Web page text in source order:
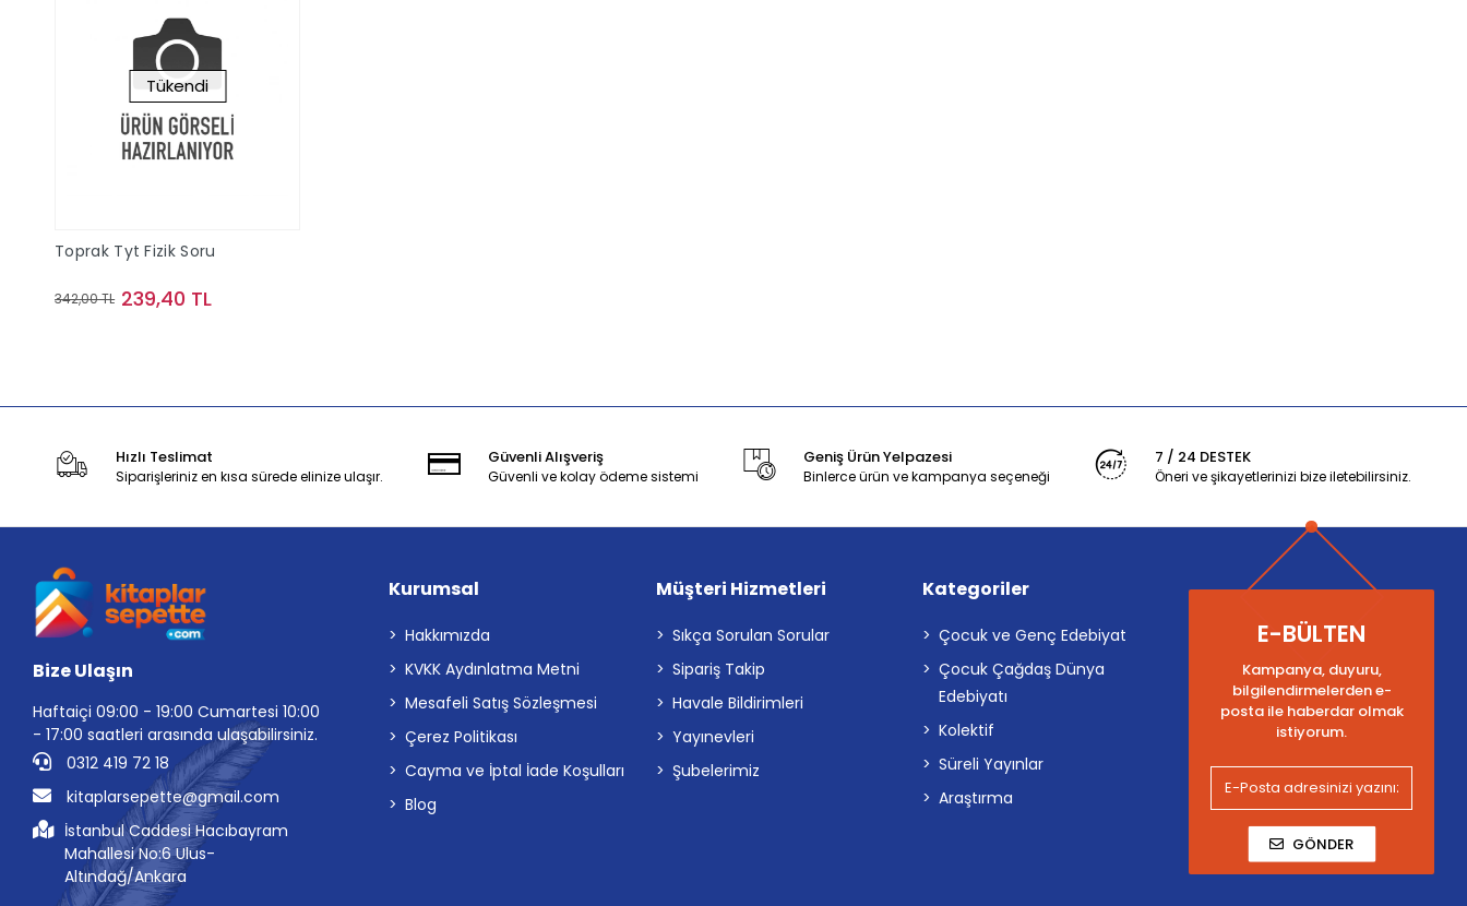
Tükendi
Toprak Tyt Fizik Soru
342,00 TL 239,40 TL
Hızlı Teslimat
Siparişleriniz en kısa sürede elinize ulaşır.
Güvenli Alışveriş
Güvenli ve kolay ödeme sistemi
Geniş Ürün Yelpazesi
Binlerce ürün ve kampanya seçeneği
7 / 24 DESTEK
Öneri ve şikayetlerinizi bize iletebilirsiniz.
Bize Ulaşın
Haftaiçi 09:00 - 19:00 Cumartesi 10:00
- 17:00 saatleri arasında ulaşabilirsiniz.
0312 419 72 18
kitaplarsepette@gmail.com
İstanbul Caddesi Hacıbayram
Mahallesi No:6 Ulus-
Altındağ/Ankara
Kurumsal
Hakkımızda
KVKK Aydınlatma Metni
Mesafeli Satış Sözleşmesi
Çerez Politikası
Cayma ve İptal İade Koşulları
Blog
Müşteri Hizmetleri
Sıkça Sorulan Sorular
Sipariş Takip
Havale Bildirimleri
Yayınevleri
Şubelerimiz
Kategoriler
Çocuk ve Genç Edebiyat
Çocuk Çağdaş Dünya
Edebiyatı
Kolektif
Süreli Yayınlar
Araştırma
E-BÜLTEN
Kampanya, duyuru,
bilgilendirmelerden e-
posta ile haberdar olmak
istiyorum.
GÖNDER